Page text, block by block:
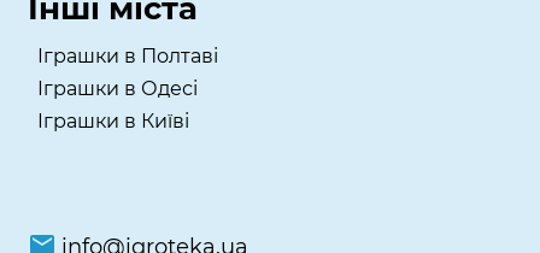
Інші міста
Іграшки в Полтаві
Іграшки в Одесі
Іграшки в Київі
info@igroteka.ua